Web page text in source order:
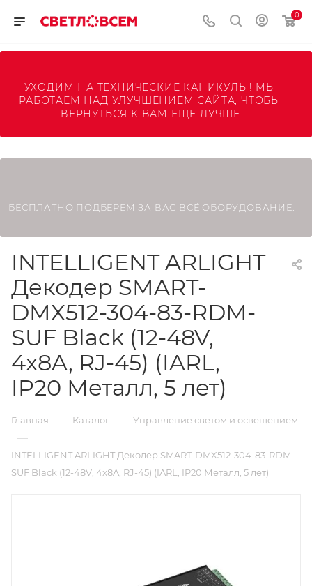
0
УХОДИМ НА ТЕХНИЧЕСКИЕ КАНИКУЛЫ! МЫ
РАБОТАЕМ НАД УЛУЧШЕНИЕМ САЙТА, ЧТОБЫ
ВЕРНУТЬСЯ К ВАМ ЕЩЕ ЛУЧШЕ.
БЕСПЛАТНО ПОДБЕРЕМ ЗА ВАС ВСЁ ОБОРУДОВАНИЕ.
INTELLIGENT ARLIGHT
Декодер SMART-
DMX512-304-83-RDM-
SUF Black (12-48V,
4x8A, RJ-45) (IARL,
IP20 Металл, 5 лет)
Главная — Каталог — Управление светом и освещением
—
INTELLIGENT ARLIGHT Декодер SMART-DMX512-304-83-RDM-
SUF Black (12-48V, 4x8A, RJ-45) (IARL, IP20 Металл, 5 лет)